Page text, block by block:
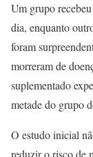
Um grupo
dia, enquanto
foram
morreram de
suplementado
metade do grupo
O estudo inicial